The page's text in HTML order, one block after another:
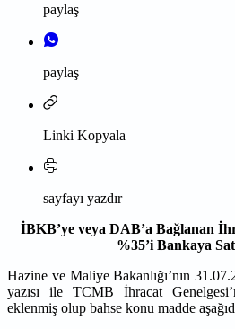
paylaş
paylaş
Linki Kopyala
sayfayı yazdır
İBKB’ye veya DAB’a Bağlanan
%35’i Bankaya
Hazine ve Maliye Bakanlığı’nın
yazısı ile TCMB İhracat
eklenmiş olup bahse konu madde